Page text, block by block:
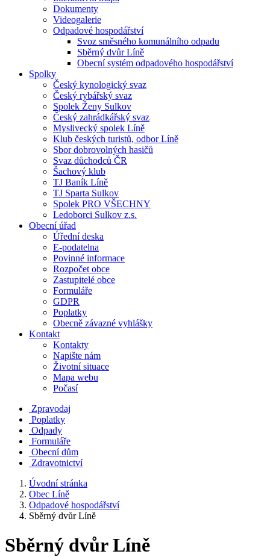
Dokumenty
Videogalerie
Odpadové hospodářství
Svoz směsného komunálního odpadu
Sběrný dvůr Líně
Obecní systém odpadového hospodářství
Spolky
Český kynologický svaz
Český rybářský svaz
Spolek Ženy Sulkov
Český zahrádkářský svaz
Myslivecký spolek Líně
Klub českých turistů, odbor Líně
Sbor dobrovolných hasičů
Svaz důchodců ČR
Šachový klub
TJ Baník Líně
TJ Sparta Sulkov
Spolek PRO VŠECHNY
Ledoborci Sulkov z.s.
Obecní úřad
Úřední deska
E-podatelna
Povinné informace
Rozpočet obce
Zastupitelé obce
Formuláře
GDPR
Poplatky
Obecně závazné vyhlášky
Kontakt
Kontakty
Napište nám
Životní situace
Mapa webu
Počasí
Zpravodaj
Poplatky
Odpady
Formuláře
Obecní dům
Zdravotnictví
Úvodní stránka
Obec Líně
Odpadové hospodářství
Sběrný dvůr Líně
Sběrný dvůr Líně